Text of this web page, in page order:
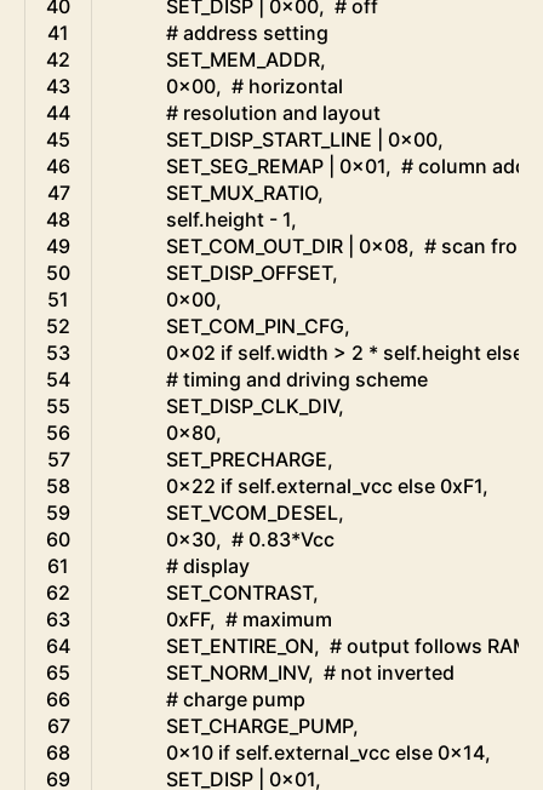
40
41
42
43
44
45
46
47
48
49
50
51
52
53
54
55
56
57
58
59
60
61
62
63
64
65
66
67
68
69
SET_DISP
0x00, # off
# address setting
SET_MEM_ADDR,
0x00, # horizontal
# resolution and layout
SET_DISP_START_LINE
0x00,
SET_SEG_REMAP
0x01, # column addr
SET_MUX_RATIO,
self.height - 1,
SET_COM_OUT_DIR
0x08, # scan from
SET_DISP_OFFSET,
0x00,
SET_COM_PIN_CFG,
0x02 if self.width > 2 * self.height else
# timing and driving scheme
SET_DISP_CLK_DIV,
0x80,
SET_PRECHARGE,
0x22 if self.external_vcc else 0xF1,
SET_VCOM_DESEL,
0x30, # 0.83*Vcc
# display
SET_CONTRAST,
0xFF, # maximum
SET_ENTIRE_ON, # output follows RAM
SET_NORM_INV, # not inverted
# charge pump
SET_CHARGE_PUMP,
0x10 if self.external_vcc else 0x14,
SET_DISP
0x01,